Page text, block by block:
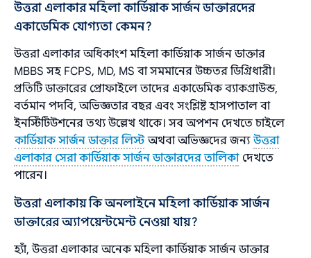
উত্তরা এলাকার মহিলা কার্ডিয়াক সার্জন ডাক্তারদের
একাডেমিক যোগ্যতা কেমন?
উত্তরা এলাকার অধিকাংশ মহিলা কার্ডিয়াক সার্জন ডাক্তার
MBBS সহ FCPS, MD, MS বা সমমানের উচ্চতর ডিগ্রিধারী।
প্রতিটি ডাক্তারের প্রোফাইলে তাদের একাডেমিক ব্যাকগ্রাউন্ড,
বর্তমান পদবি, অভিজ্ঞতার বছর এবং সংশ্লিষ্ট হাসপাতাল বা
ইনস্টিটিউশনের তথ্য উল্লেখ থাকে। সব অপশন দেখতে চাইলে
কার্ডিয়াক সার্জন ডাক্তার লিস্টঅথবা অভিজ্ঞদের জন্যউত্তরা
এলাকার সেরা কার্ডিয়াক সার্জন ডাক্তারদের তালিকা দেখতে
পারেন।
উত্তরা এলাকায় কি অনলাইনে মহিলা কার্ডিয়াক সার্জন
ডাক্তারের অ্যাপয়েন্টমেন্ট নেওয়া যায়?
হ্যাঁ, উত্তরা এলাকার অনেক মহিলা কার্ডিয়াক সার্জন ডাক্তার